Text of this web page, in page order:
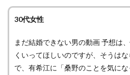
30代女性
まだ結婚できない男の動画 予想は
くいってほしいのですが、そうは
で、有希江に「桑野のことを気に